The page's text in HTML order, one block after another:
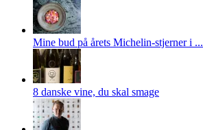
Mine bud på årets Michelin-stjerner i ...
8 danske vine, du skal smage